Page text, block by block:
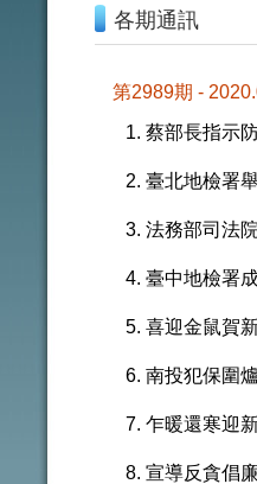
各期通訊
第2989期 -
蔡部長指示
臺北地檢署
法務部司法
臺中地檢署
喜迎金鼠賀
南投犯保圍
乍暖還寒迎
宣導反貪倡